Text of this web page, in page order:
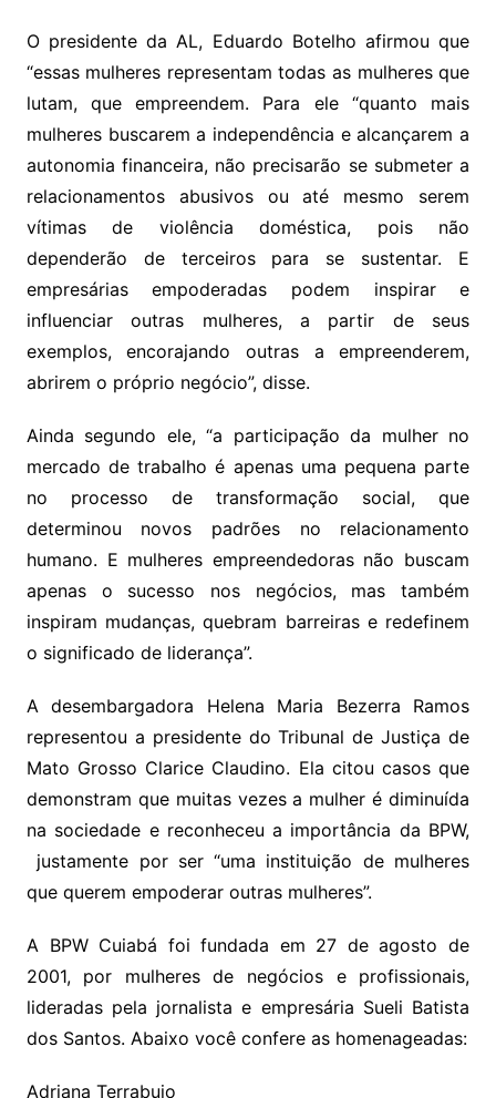
O presidente da AL, Eduardo Botelho afirmou que
“essas mulheres representam todas as mulheres que
lutam, que empreendem. Para ele “quanto mais
mulheres buscarem a independência e alcançarem a
autonomia financeira, não precisarão se submeter a
relacionamentos abusivos ou até mesmo serem
vítimas de violência doméstica, pois não
dependerão de terceiros para se sustentar. E
empresárias empoderadas podem inspirar e
influenciar outras mulheres, a partir de seus
exemplos, encorajando outras a empreenderem,
abrirem o próprio negócio”, disse.
Ainda segundo ele, “a participação da mulher no
mercado de trabalho é apenas uma pequena parte
no processo de transformação social, que
determinou novos padrões no relacionamento
humano. E mulheres empreendedoras não buscam
apenas o sucesso nos negócios, mas também
inspiram mudanças, quebram barreiras e redefinem
o significado de liderança”.
A desembargadora Helena Maria Bezerra Ramos
representou a presidente do Tribunal de Justiça de
Mato Grosso Clarice Claudino. Ela citou casos que
demonstram que muitas vezes a mulher é diminuída
na sociedade e reconheceu a importância da BPW,
justamente por ser “uma instituição de mulheres
que querem empoderar outras mulheres”.
A BPW Cuiabá foi fundada em 27 de agosto de
2001, por mulheres de negócios e profissionais,
lideradas pela jornalista e empresária Sueli Batista
dos Santos. Abaixo você confere as homenageadas:
Adriana Terrabuio